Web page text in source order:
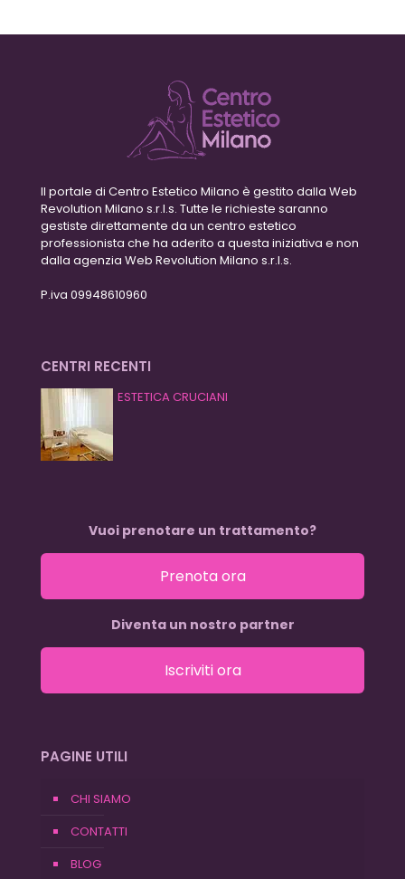
Il portale di Centro Estetico Milano è gestito dalla Web
Revolution Milano s.r.l.s. Tutte le richieste saranno
gestiste direttamente da un centro estetico
professionista che ha aderito a questa iniziativa e non
dalla agenzia Web Revolution Milano s.r.l.s.
P.iva 09948610960
CENTRI RECENTI
ESTETICA CRUCIANI
Vuoi prenotare un trattamento?
Prenota ora
Diventa un nostro partner
Iscriviti ora
PAGINE UTILI
CHI SIAMO
CONTATTI
BLOG